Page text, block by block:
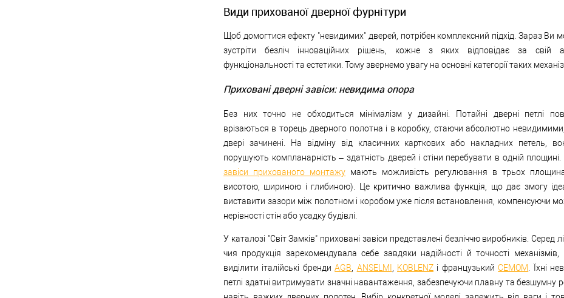
Види прихованої дверної фурнітури
Щоб домогтися ефекту "невидимих" дверей, потрібен комплексний підхід. Зараз Ви
зустріти безліч інноваційних рішень, кожне з яких відповідає за свій
функціональності та естетики. Тому звернемо увагу на основні категорії таких
Приховані дверні завіси: невидима опора
Без них точно не обходиться мінімалізм у дизайні. Потайні дверні петлі
врізаються в торець дверного полотна і в коробку, стаючи абсолютно
двері зачинені. На відміну від класичних карткових або накладних петель,
порушують компланарність – здатність дверей і стіни перебувати в одній площині.
завіси прихованого монтажу мають можливість регулювання в трьох
висотою, шириною і глибиною). Це критично важлива функція, що дає змогу
виставити зазори між полотном і коробом уже після встановлення, компенсуючи
нерівності стін або усадку будівлі.
У каталозі "Світ Замків" приховані завіси представлені безліччю виробників. Серед
чия продукція зарекомендувала себе завдяки надійності й точності механізмів,
виділити італійські брендиAGB ANSELMI KOBLENZ і французькийCEMOM
. Їхні
петлі здатні витримувати значні навантаження, забезпечуючи плавну та безшумну